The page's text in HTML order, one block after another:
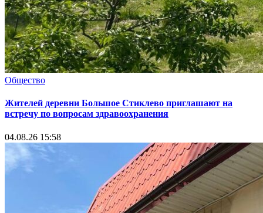
Общество
Жителей деревни Большое Стиклево приглашают на
встречу по вопросам здравоохранения
04.08.26 15:58